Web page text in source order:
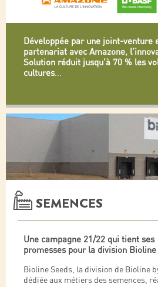
Développée par une joint-venture
partenariat avec Amazone,
Solution réduit jusqu’à 70 % les
cultures...
SEMENCES
Une campagne 21/22 qui tient ses
promesses pour la division Bioline
Bioline Seeds, la division de Bioline
dédiée aux métiers des semences,